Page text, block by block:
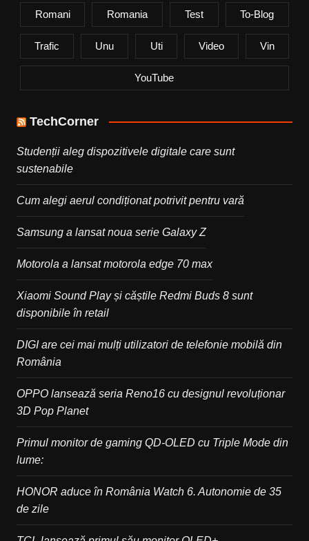
Romani Romania Test To-Blog
Trafic Unu Uti Video Vin
YouTube
TechCorner
Studenții aleg dispozitivele digitale care sunt
sustenabile
Cum alegi aerul condiționat potrivit pentru vară
Samsung a lansat noua serie Galaxy Z
Motorola a lansat motorola edge 70 max
Xiaomi Sound Play și căștile Redmi Buds 8 sunt
disponibile în retail
DIGI are cei mai mulți utilizatori de telefonie mobilă din
România
OPPO lansează seria Reno16 cu designul revoluționar
3D Pop Planet
Primul monitor de gaming QD-OLED cu Triple Mode din
lume:
HONOR aduce în România Watch 6. Autonomie de 35
de zile